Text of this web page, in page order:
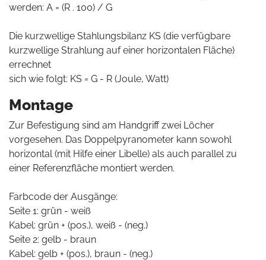
werden: A = (R . 100) / G
Die kurzwellige Stahlungsbilanz KS (die verfügbare
kurzwellige Strahlung auf einer horizontalen Fläche)
errechnet
sich wie folgt: KS = G - R (Joule, Watt)
Montage
Zur Befestigung sind am Handgriff zwei Löcher
vorgesehen. Das Doppelpyranometer kann sowohl
horizontal (mit Hilfe einer Libelle) als auch parallel zu
einer Referenzfläche montiert werden.
Farbcode der Ausgänge:
Seite 1: grün - weiß
Kabel: grün + (pos.), weiß - (neg.)
Seite 2: gelb - braun
Kabel: gelb + (pos.), braun - (neg.)